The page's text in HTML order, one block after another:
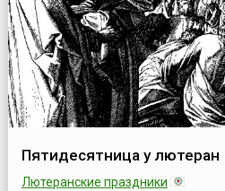
Пятидесятница у лютеран
Лютеранские праздники